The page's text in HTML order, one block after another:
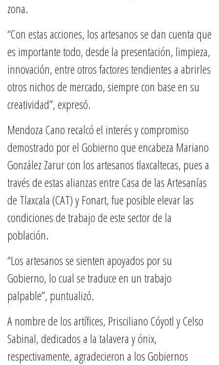
zona.
“Con estas acciones, los artesanos se dan cuenta que
es importante todo, desde la presentación, limpieza,
innovación, entre otros factores tendientes a abrirles
otros nichos de mercado, siempre con base en su
creatividad”, expresó.
Mendoza Cano recalcó el interés y compromiso
demostrado por el Gobierno que encabeza Mariano
González Zarur con los artesanos tlaxcaltecas, pues a
través de estas alianzas entre Casa de las Artesanías
de Tlaxcala (CAT) y Fonart, fue posible elevar las
condiciones de trabajo de este sector de la
población.
“Los artesanos se sienten apoyados por su
Gobierno, lo cual se traduce en un trabajo
palpable”, puntualizó.
A nombre de los artífices, Prisciliano Cóyotl y Celso
Sabinal, dedicados a la talavera y ónix,
respectivamente, agradecieron a los Gobiernos